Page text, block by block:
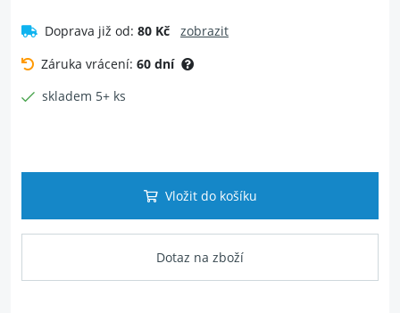
Doprava již od: 80 Kč
zobrazit
Záruka vrácení: 60 dní
skladem 5+ ks
Vložit do košíku
Dotaz na zboží